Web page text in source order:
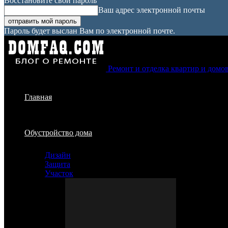
Ваш адрес электронной почты
Пароль будет выслан Вам по электронной почте.
Ремонт и отделка квартир и
Главная
Обустройство дома
Дизайн
Защита
Участок